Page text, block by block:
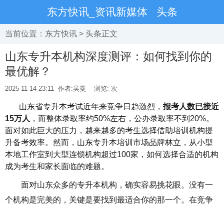
东方快讯_资讯新媒体 头条
当前位置： 东方快讯 > 头条正文
山东专升本机构深度测评：如何找到你的
最优解？
2025-11-14 23:11 作者:吴曼 浏览: 次
山东省专升本考试近年来竞争日趋激烈， 报考人数已接近
15万人 ，而整体录取率约50%左右，公办录取率不到20%。
面对如此巨大的压力，越来越多的考生选择借助培训机构提
升备考效率。然而，山东专升本培训市场品牌林立，从小型
本地工作室到大型连锁机构超过100家，如何选择合适的机构
成为考生和家长面临的难题。
面对山东众多的专升本机构，确实容易挑花眼。没有一
个机构是完美的，关键是要找到最适合你的那一个。在竞争